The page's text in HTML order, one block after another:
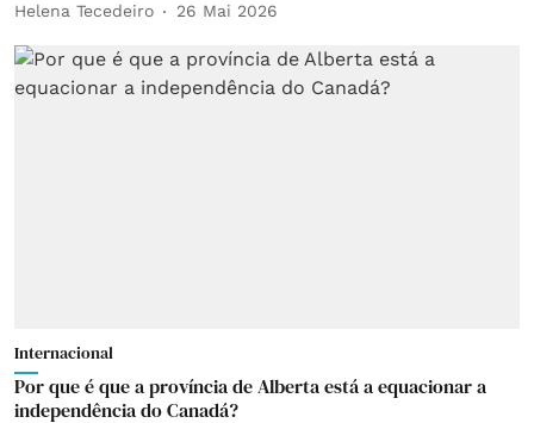
Helena Tecedeiro 26 Mai 2026
Internacional
Por que é que a província de Alberta está a equacionar a
independência do Canadá?